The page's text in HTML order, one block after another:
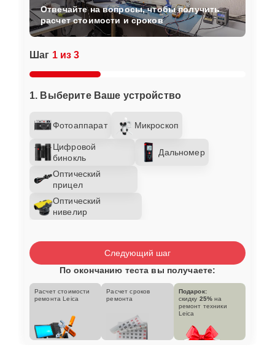
Шаг 1 из 3
1. Выберите Ваше устройство
Фотоаппарат Микроскоп
Цифровой
бинокль
Дальномер
Оптический
прицел
Оптический
нивелир
Отвечайте на вопросы, чтобы получить
расчет стоимости и сроков
Следующий шаг
По окончанию теста вы получаете:
Расчет стоимости
ремонта Leica
Расчет сроков
ремонта
Подарок:
скидку 25% на
ремонт техники
Leica